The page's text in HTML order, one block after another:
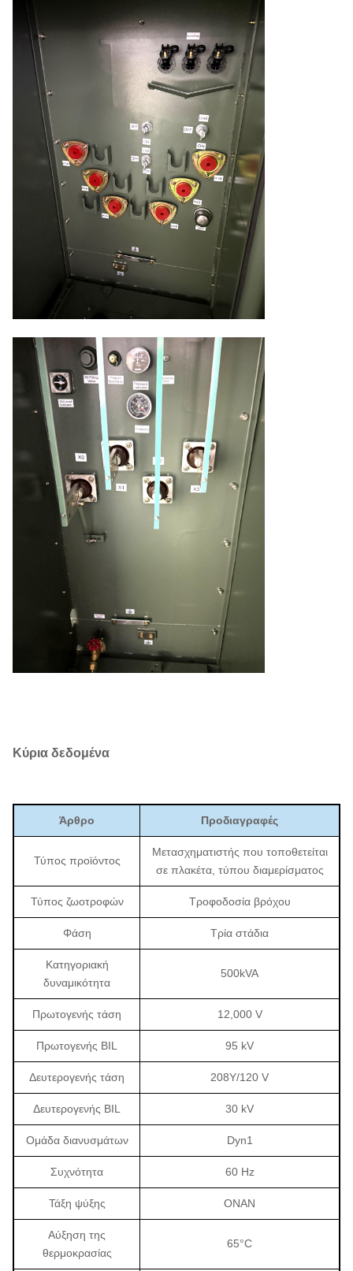
Κύρια δεδομένα
Άρθρο Προδιαγραφές
Τύπος προϊόντος
Μετασχηματιστής που τοποθετείται
σε πλακέτα, τύπου διαμερίσματος
Τύπος ζωοτροφών Τροφοδοσία βρόχου
Φάση Τρία στάδια
Κατηγοριακή
δυναμικότητα
500kVA
Πρωτογενής τάση 12,000 V
Πρωτογενής BIL 95 kV
Δευτερογενής τάση 208Y/120 V
Δευτερογενής BIL 30 kV
Ομάδα διανυσμάτων Dyn1
Συχνότητα 60 Hz
Τάξη ψύξης ΟΝΑΝ
Αύξηση της
θερμοκρασίας
65°C